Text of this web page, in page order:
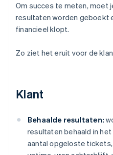
Om succes te meten, moet
resultaten worden geboekt
financieel klopt.
Zo ziet het eruit voor de
Klant
Behaalde resultaten:
resultaten behaald in
aantal opgeloste